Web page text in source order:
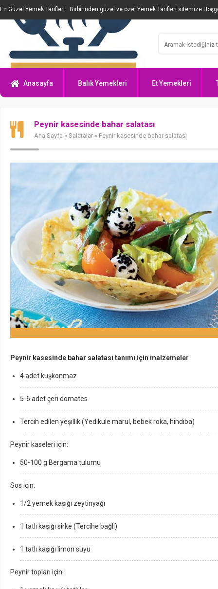
En Güzel Yemek Tarifleri Birbirinden güzel ve özel Yemek Tarifleri sitemize
Anasayfa Balık Yemekleri Et Yemekleri
Peynir kasesinde bahar salatası
Ana Sayfa » Salatalar » Peynir kasesinde bahar salatası
Peynir kasesinde bahar salatası tanımı için malzemeler
4 adet kuşkonmaz
5-6 adet çeri domates
Tercih edilen yeşillik (Yedikule marul, bebek roka, hindiba)
Peynir kaseleri için:
50-100 g Bergama tulumu
Sos için:
1/2 yemek kaşığı zeytinyağı
1 tatlı kaşığı sirke (Tercihe bağlı)
1 tatlı kaşığı limon suyu
Peynir topları için: